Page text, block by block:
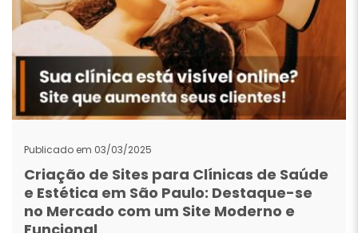
Publicado em 03/03/2025
Criação de Sites para Clínicas de Saúde
e Estética em São Paulo: Destaque-se
no Mercado com um Site Moderno e